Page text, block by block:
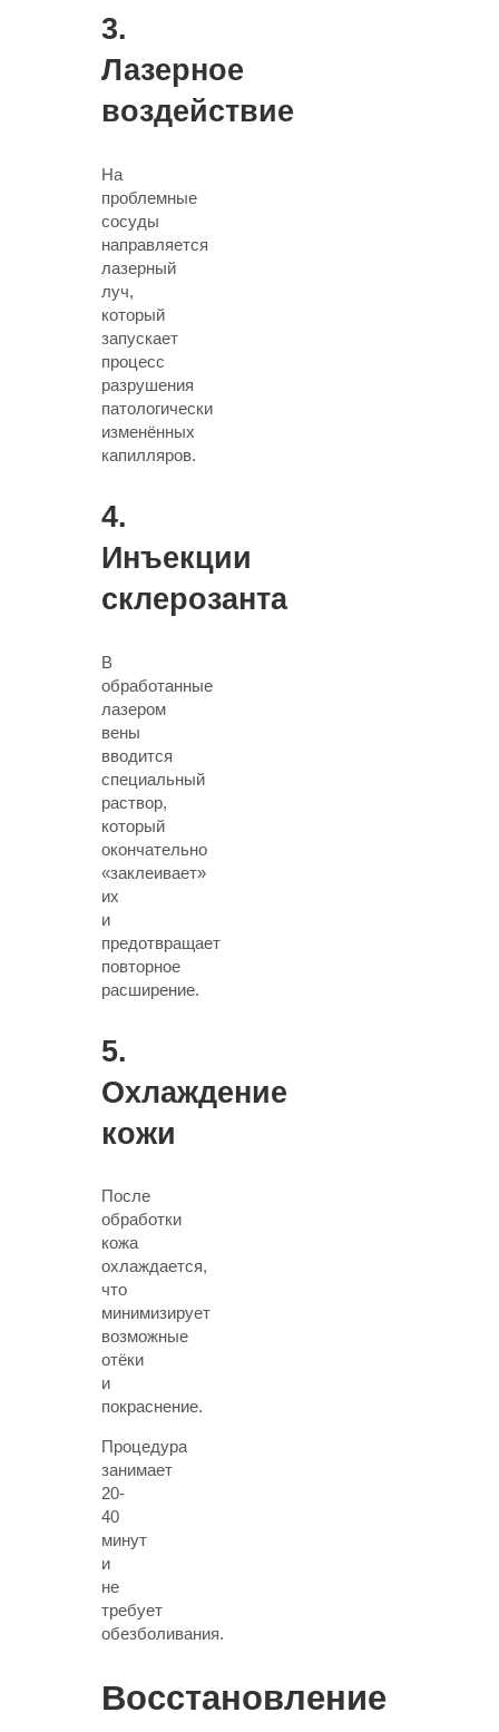
3.
Лазерное
воздействие
На
проблемные
сосуды
направляется
лазерный
луч,
который
запускает
процесс
разрушения
патологически
изменённых
капилляров.
4.
Инъекции
склерозанта
В
обработанные
лазером
вены
вводится
специальный
раствор,
который
окончательно
«заклеивает»
их
и
предотвращает
повторное
расширение.
5.
Охлаждение
кожи
После
обработки
кожа
охлаждается,
что
минимизирует
возможные
отёки
и
покраснение.
Процедура
занимает
20-
40
минут
и
не
требует
обезболивания.
Восстановление